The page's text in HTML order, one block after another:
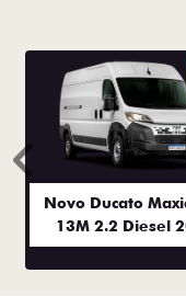
Novo Ducato
13M 2.2 Diesel
Anterior